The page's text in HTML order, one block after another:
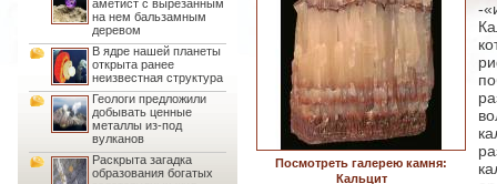
аметист с вырезанным
на нем бальзамным
деревом
В ядре нашей планеты
открыта ранее
неизвестная структура
Геологи предложили
добывать ценные
металлы из-под
вулканов
Раскрыта загадка
образования богатых
Посмотреть галерею камня:
Кальцит
-